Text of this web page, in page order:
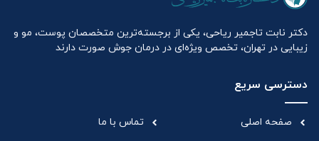
دکتر نابت تاجمیر ریاحی، یکی از برجسته‌ترین متخصصان پوست، مو و
زیبایی در تهران، تخصص ویژه‌ای در درمان جوش صورت دارند
دسترسی سریع
صفحه اصلی تماس با ما